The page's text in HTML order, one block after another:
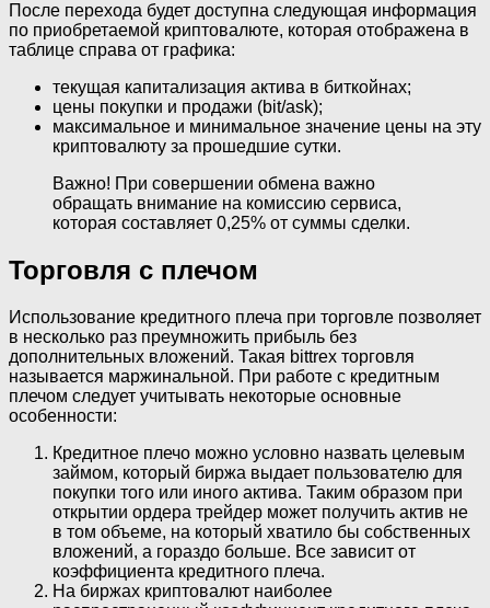
После перехода будет доступна следующая информация
по приобретаемой криптовалюте, которая отображена в
таблице справа от графика:
текущая капитализация актива в биткойнах;
цены покупки и продажи (bit/ask);
максимальное и минимальное значение цены на эту
криптовалюту за прошедшие сутки.
Важно! При совершении обмена важно
обращать внимание на комиссию сервиса,
которая составляет 0,25% от суммы сделки.
Торговля с плечом
Использование кредитного плеча при торговле позволяет
в несколько раз преумножить прибыль без
дополнительных вложений. Такая bittrex торговля
называется маржинальной. При работе с кредитным
плечом следует учитывать некоторые основные
особенности:
Кредитное плечо можно условно назвать целевым
займом, который биржа выдает пользователю для
покупки того или иного актива. Таким образом при
открытии ордера трейдер может получить актив не
в том объеме, на который хватило бы собственных
вложений, а гораздо больше. Все зависит от
коэффициента кредитного плеча.
На биржах криптовалют наиболее